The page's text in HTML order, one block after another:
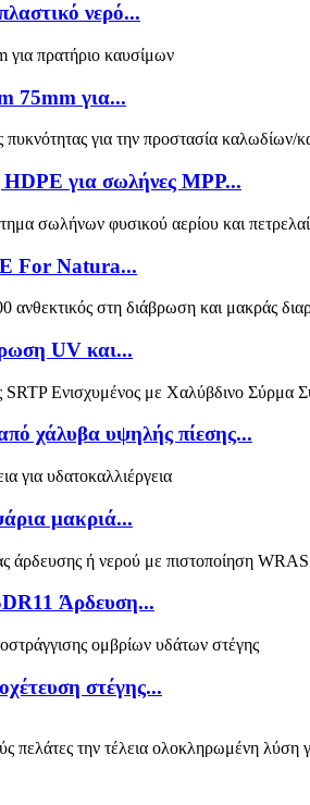
νερό...
75mm για...
για σωλήνες MPP...
For Natura...
UV και...
χάλυβα υψηλής πίεσης...
μακριά...
Άρδευση...
στέγης...
πελάτες την τέλεια ολοκληρωμένη